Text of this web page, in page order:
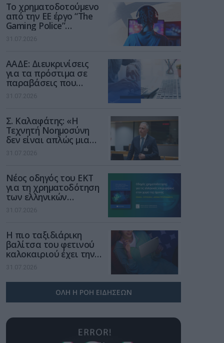
Το χρηματοδοτούμενο
από την ΕΕ έργο “The
Gaming Police”
ενισχύει την ασφάλεια
των παιδιών στο
31.07.2026
ΑΑΔΕ: Διευκρινίσεις
για τα πρόστιμα σε
παραβάσεις που
αφορούν τους ΦΗΜ
31.07.2026
Σ. Καλαφάτης: «Η
Τεχνητή Νοημοσύνη
δεν είναι απλώς μια
νέα τεχνολογία, είναι
μια νέα βιομηχανική
31.07.2026
Νέος οδηγός του ΕΚΤ
για τη χρηματοδότηση
των ελληνικών
επιχειρήσεων στον
χώρο της άμυνας
31.07.2026
Η πιο ταξιδιάρικη
βαλίτσα του φετινού
καλοκαιριού έχει την
υπογραφή της Xiaomi
31.07.2026
ΟΛΗ Η ΡΟΗ ΕΙΔΗΣΕΩΝ